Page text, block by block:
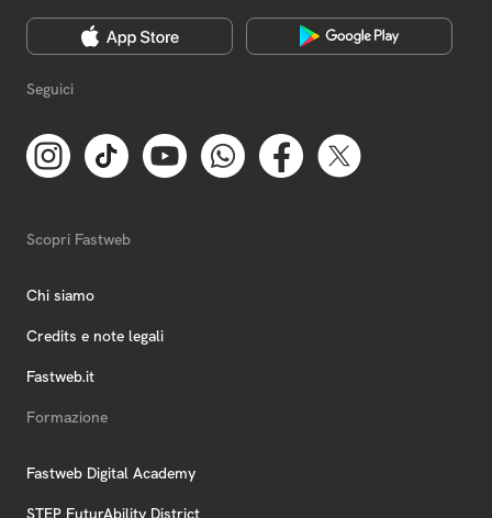
Seguici
Scopri Fastweb
Chi siamo
Credits e note legali
Fastweb.it
Formazione
Fastweb Digital Academy
STEP FuturAbility District